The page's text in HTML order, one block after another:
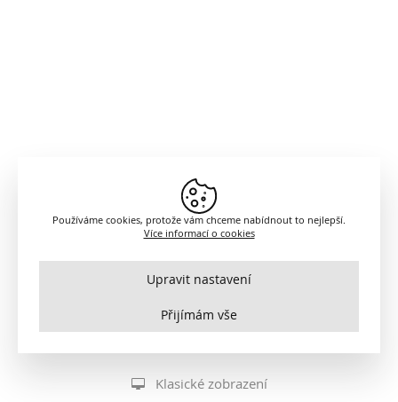
Klasické zobrazení
Používáme cookies, protože vám chceme nabídnout to nejlepší.
Více informací o cookies
Pro klíčové funkce webových stránek jako je zabezpečení,
Funkční a preferenční
S tímto nastavením je stránka výkonnější a osobnější, protože
Upravit nastavení
Přijímám vše